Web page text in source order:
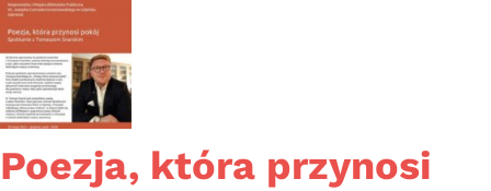
Poezja, która przynosi